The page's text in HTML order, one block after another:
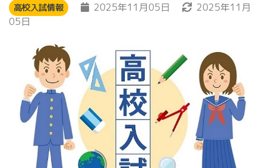
高校入試情報 2025年11月05日
2025年11月
05日